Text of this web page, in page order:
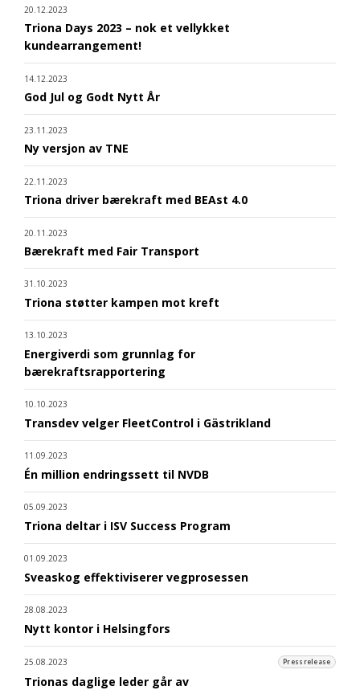
20.12.2023
Triona Days 2023 – nok et vellykket
kundearrangement!
14.12.2023
God Jul og Godt Nytt År
23.11.2023
Ny versjon av TNE
22.11.2023
Triona driver bærekraft med BEAst 4.0
20.11.2023
Bærekraft med Fair Transport
31.10.2023
Triona støtter kampen mot kreft
13.10.2023
Energiverdi som grunnlag for
bærekraftsrapportering
10.10.2023
Transdev velger FleetControl i Gästrikland
11.09.2023
Én million endringssett til NVDB
05.09.2023
Triona deltar i ISV Success Program
01.09.2023
Sveaskog effektiviserer vegprosessen
28.08.2023
Nytt kontor i Helsingfors
25.08.2023 Pressrelease
Trionas daglige leder går av